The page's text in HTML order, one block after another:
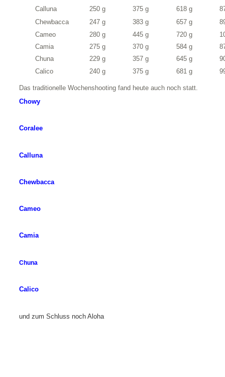
Calluna
250 g 375 g 618 g
Chewbacca
247 g 383 g 657 g
Cameo
280 g 445 g 720 g
Camia
275 g 370 g 584 g
Chuna
229 g 357 g 645 g
Calico
240 g 375 g 681 g
Das traditionelle Wochenshooting fand heute auch noch statt.
Chowy
Coralee
Calluna
Chewbacca
Cameo
Camia
Chuna
Calico
und zum Schluss noch Aloha